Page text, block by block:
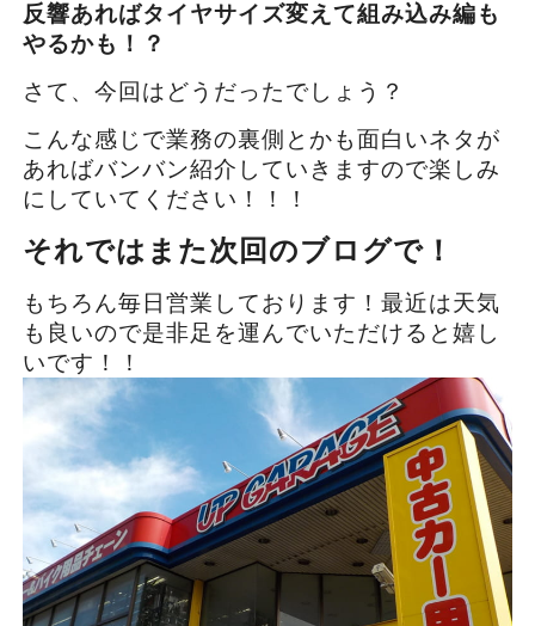
反響あればタイヤサイズ変えて組み込み編も
やるかも！？
さて、今回はどうだったでしょう？
こんな感じで業務の裏側とかも面白いネタが
あればバンバン紹介していきますので楽しみ
にしていてください！！！
それではまた次回のブログで！
もちろん毎日営業しております！最近は天気
も良いので是非足を運んでいただけると嬉し
いです！！